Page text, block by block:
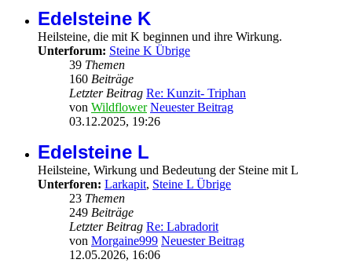
Edelsteine K
Heilsteine, die mit K beginnen und ihre Wirkung.
Unterforum: Steine K Übrige
39 Themen
160 Beiträge
Letzter Beitrag Re: Kunzit- Triphan
von Wildflower Neuester Beitrag
03.12.2025, 19:26
Edelsteine L
Heilsteine, Wirkung und Bedeutung der Steine mit L
Unterforen: Larkapit, Steine L Übrige
23 Themen
249 Beiträge
Letzter Beitrag Re: Labradorit
von Morgaine999 Neuester Beitrag
12.05.2026, 16:06